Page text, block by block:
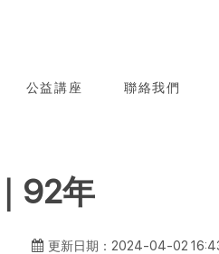
公益講座 聯絡我們
92年
更新日期：2024-04-02